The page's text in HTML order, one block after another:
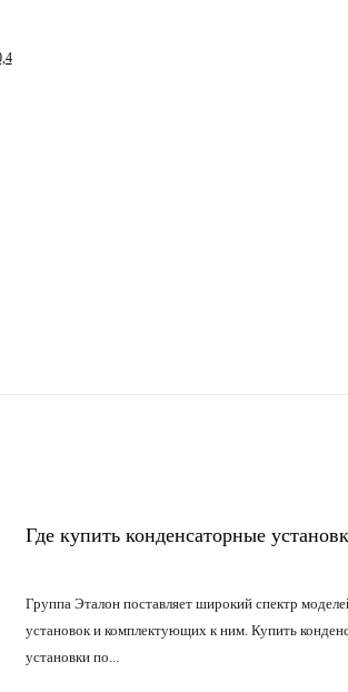
Где купить конденсаторные
Группа Эталон поставляет широкий спектр
установок и комплектующих к ним. Купить
установки по...